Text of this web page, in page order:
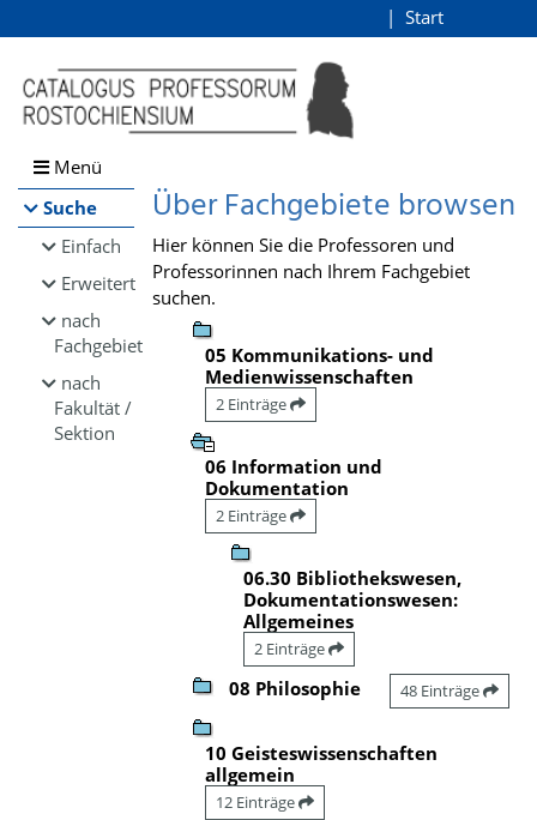
Browsen
direkt zum Inhalt
Start
Menü
Suche
Einfach
Erweitert
nach
Fachgebiet
nach
Fakultät /
Sektion
Über Fachgebiete browsen
Hier können Sie die Professoren und
Professorinnen nach Ihrem Fachgebiet
suchen.
05 Kommunikations- und
Medienwissenschaften
2 Einträge
06 Information und
Dokumentation
2 Einträge
06.30 Bibliothekswesen,
Dokumentationswesen:
Allgemeines
2 Einträge
08 Philosophie 48 Einträge
10 Geisteswissenschaften
allgemein
12 Einträge